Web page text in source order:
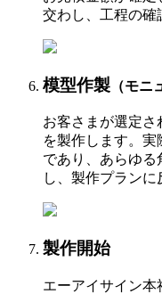
交わし、工程の確
模型作製 （モニ
お客さまが選定さ
を製作します。
であり、あらゆ
し、製作プランに
製作開始
エーアイサイン